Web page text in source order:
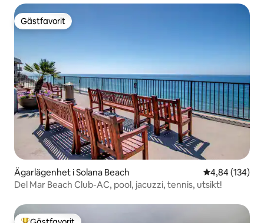
Gästfavorit
Gästfavorit
Ägarlägenhet i Solana Beach 4,84 av 5 i
4,84 (134)
Del Mar Beach Club-AC, pool, jacuzzi, tennis, utsikt!